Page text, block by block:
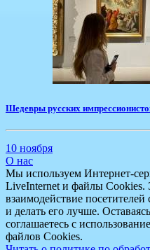
Шедевры русских
10 ноября
О нас
Мы используем Интернет-
LiveInternet и файлы Cookies.
взаимодействие
и делать его лучше.
соглашаетесь с
файлов Cookies.